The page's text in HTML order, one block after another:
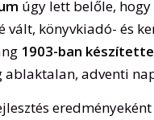
úgy lett belőle,
vált, könyvkiadó- és
1903-ban készítette
ablaktalan, adventi
eredményeként